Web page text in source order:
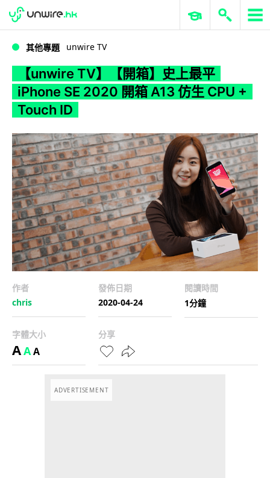
WWDC 2026 ERP 與商業 AI
其他專題 unwire TV
【unwire TV】【開箱】史上最平
iPhone SE 2020 開箱 A13 仿生 CPU +
Touch ID
作者
chris
發佈日期
2020-04-24
閱讀時間
1分鐘
字體大小
AAA
分享
ADVERTISEMENT